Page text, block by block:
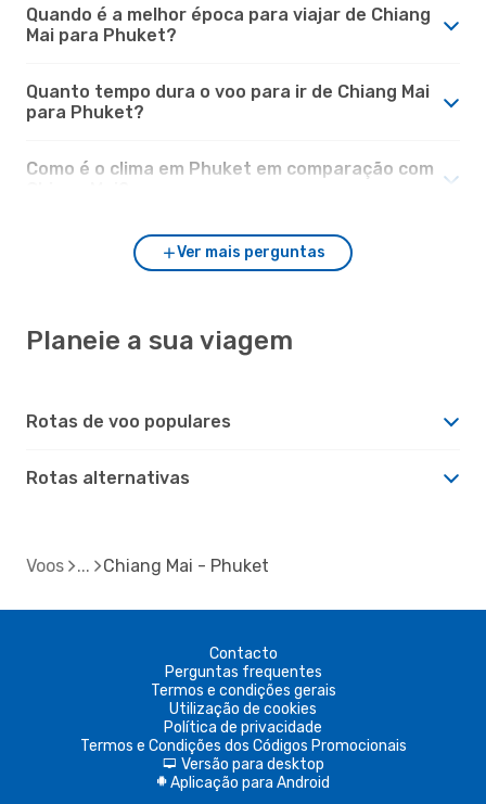
Quando é a melhor época para viajar de Chiang
Mai para Phuket?
Quanto tempo dura o voo para ir de Chiang Mai
para Phuket?
Como é o clima em Phuket em comparação com
Ver mais perguntas
Planeie a sua viagem
Rotas de voo populares
Rotas alternativas
Voos Chiang Mai - Phuket
Contacto
Perguntas frequentes
Termos e condições gerais
Utilização de cookies
Política de privacidade
Termos e Condições dos Códigos Promocionais
d Versão para desktop
A Aplicação para Android